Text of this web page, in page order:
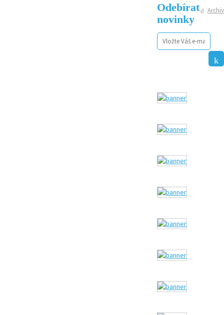
Archiv
Odebírat
novinky